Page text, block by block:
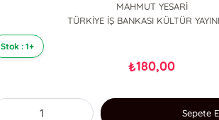
MAHMUT YESARİ
TÜRKİYE İŞ BANKASI KÜLTÜR
Stok : 1+
₺180,00
Sepete